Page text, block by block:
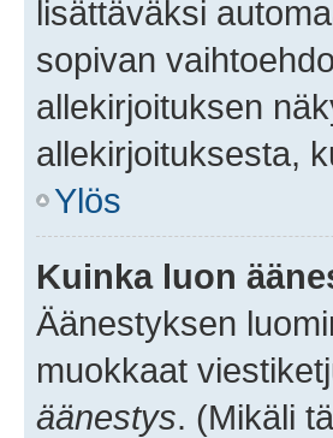
lisättäväksi
sopivan
allekirjoituksen
allekirjoituksesta,
Ylös
Kuinka luon
Äänestyksen
muokkaat
äänestys. (Mikäli